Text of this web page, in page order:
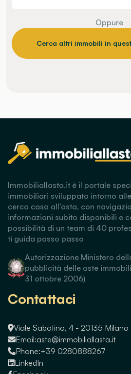
Oppure
Cerca altri immobili in
Immobiliallasta.it è il portale
immobiliari sviluppato intorno
cerca casa all’asta, con
informazioni subito disponibili e
possibilità di un team di 40
ti guida passo passo
Autorizzazione Ministero
pubblicità delle aste
31 ottobre 2006)
Contattaci
Viale Sabotino, 4 - 20135 Milano
Email:aste@immobiliallasta.it
Phone:+39 0280888267
LinkedIn